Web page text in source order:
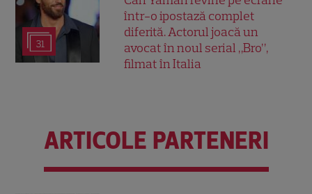
31
într-o ipostază complet
diferită. Actorul joacă un
avocat în noul serial „Bro”,
filmat în Italia
ARTICOLE PARTENERI